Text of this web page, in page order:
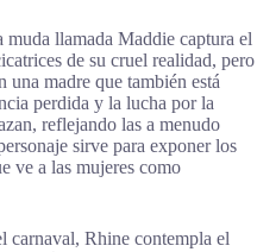
muda llamada Maddie captura el
de su cruel realidad, pero
madre que también está
perdida y la lucha por la
reflejando las a menudo
sirve para exponer los
ve a las mujeres como
carnaval, Rhine contempla el